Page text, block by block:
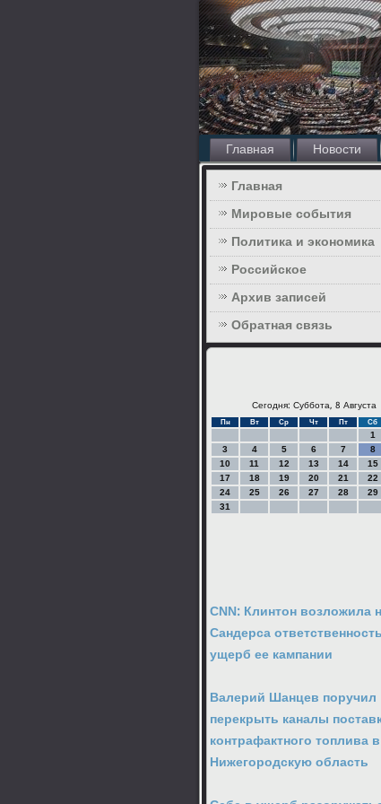
Главная Новости
Главная
Мировые события
Политика и экономика
Российское
Архив записей
Обратная связь
Сегодня: Суббота, 8 Августа
Пн Вт Ср Чт Пт Сб
1
3
4 5 6 7 8
10
11 12 13 14 15
17
18 19 20 21 22
24
25 26 27 28 29
31
CNN: Клинтон возложила
Сандерса
ущерб ее кампании
Валерий Шанцев поручил
перекрыть каналы
контрафактного топлива в
Нижегородскую область